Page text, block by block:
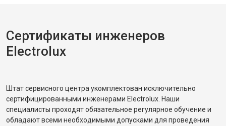
Сертификаты инженеров
Electrolux
Штат сервисного центра укомплектован исключительно
сертифицированными инженерами Electrolux. Наши
специалисты проходят обязательное регулярное обучение и
обладают всеми необходимыми допусками для проведения